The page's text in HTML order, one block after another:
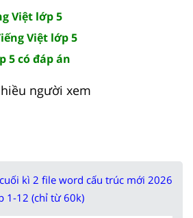
Việt lớp 5
Việt lớp 5
5 có đáp án
người xem
kì 2 file word cấu trúc mới 2026
1-12 (chỉ từ 60k)